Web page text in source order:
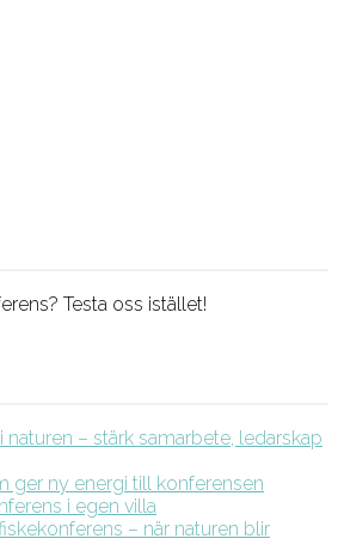
Testa oss istället!
naturen – stärk samarbete, ledarskap
ger ny energi till konferensen
i egen villa
– när naturen blir